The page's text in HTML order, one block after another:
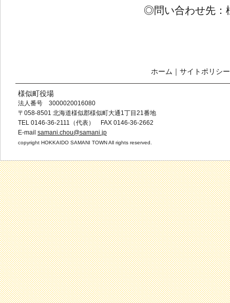
◎問い合わせ先：
ホーム ｜ サイトポリシー
様似町役場
法人番号 3000020016080
〒058-8501 北海道様似郡様似町大通1丁目21番地
TEL 0146-36-2111（代表） FAX 0146-36-2662
E-mail samani.chou@samani.jp
copyright HOKKAIDO SAMANI TOWN All rights reserved.